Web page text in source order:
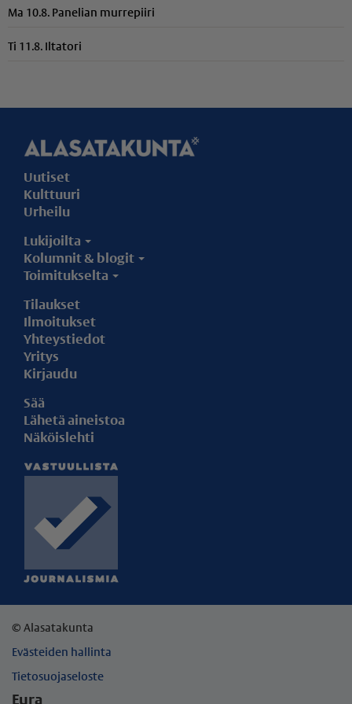
Ma 10.8. Panelian murrepiiri
Ti 11.8. Iltatori
Uutiset
Kulttuuri
Urheilu
Lukijoilta
Kolumnit & blogit
Toimitukselta
Tilaukset
Ilmoitukset
Yhteystiedot
Yritys
Kirjaudu
Sää
Lähetä aineistoa
Näköislehti
© Alasatakunta
Evästeiden hallinta
Tietosuojaseloste
Eura